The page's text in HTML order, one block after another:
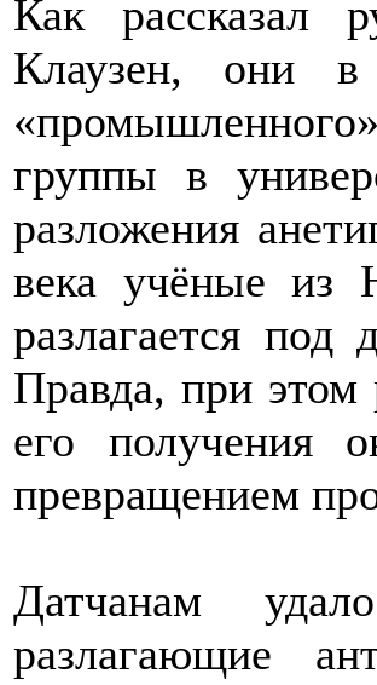
Как рассказал
Клаузен, они в
группы в
разложения
века учёные из
разлагается под
Правда, при этом
его получения
превращением
Датчанам
разлагающие